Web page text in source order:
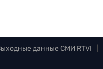
данные СМИ RTVI